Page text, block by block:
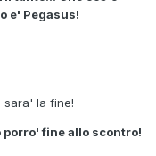
e' Pegasus!
sara' la fine!
porro' fine allo scontro!